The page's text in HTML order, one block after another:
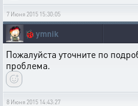
7 Июня 2015 15:30:05
🐞 ymnik
Пожалуйста уточните по
проблема.
8 Июня 2015 14:43:27